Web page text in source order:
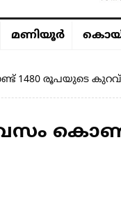
മണിയൂര്‍
1480 രൂപയുടെ കുറവ്
കൊണ്ട്